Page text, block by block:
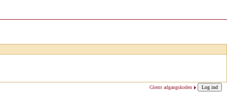
Glemt adgangskoden